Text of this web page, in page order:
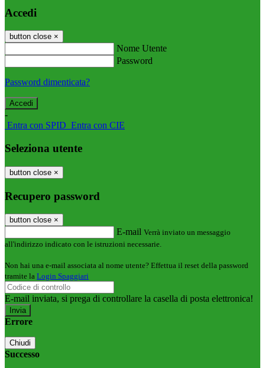
Accedi
button close ×
Nome Utente
Password
Password dimenticata?
-
Entra con SPID Entra con CIE
Seleziona utente
button close ×
Recupero password
button close ×
E-mail Verrà inviato un messaggio
all'indirizzo indicato con le istruzioni necessarie.
Non hai una e-mail associata al nome utente? Effettua il reset della password
tramite la Login Spaggiari
E-mail inviata, si prega di controllare la casella di posta elettronica!
Errore
Chiudi
Successo